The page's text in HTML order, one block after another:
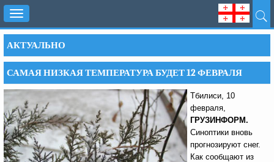
Toggle
navigation
АКТУАЛЬНО
САМАЯ НИЗКАЯ ТЕМПЕРАТУРА БУДЕТ 12 ФЕВРАЛЯ
Тбилиси, 10
февраля,
ГРУЗИНФОРМ.
Синоптики вновь
прогнозируют снег.
Как сообщают из